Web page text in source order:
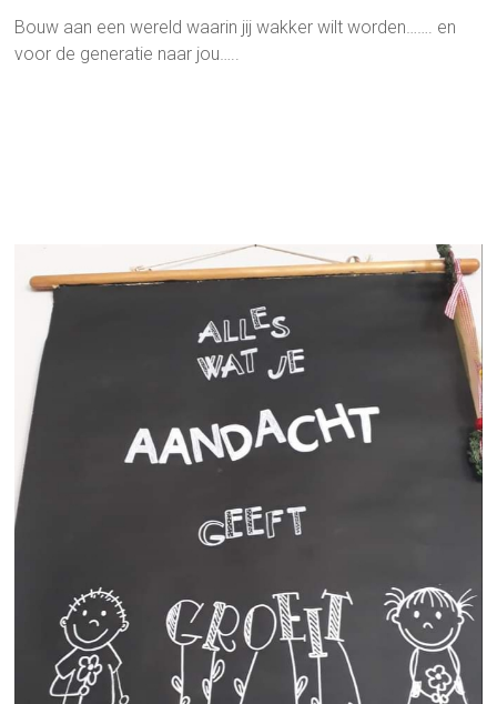
Bouw aan een wereld waarin jij wakker wilt worden……. en
voor de generatie naar jou…..